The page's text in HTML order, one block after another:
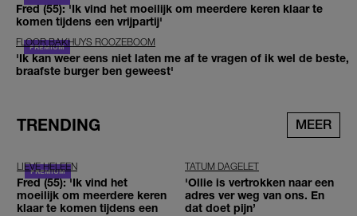
Fred (55): 'Ik vind het moeilijk om meerdere keren klaar te
komen tijdens een vrijpartij'
FLOOR BAKHUYS ROOZEBOOM
'Ik kan weer eens niet laten me af te vragen of ik wel de beste,
braafste burger ben geweest'
TRENDING MEER
LIEVE HELEEN
Fred (55): 'Ik vind het
moeilijk om meerdere keren
klaar te komen tijdens een
TATUM DAGELET
'Ollie is vertrokken naar een
adres ver weg van ons. En
dat doet pijn’